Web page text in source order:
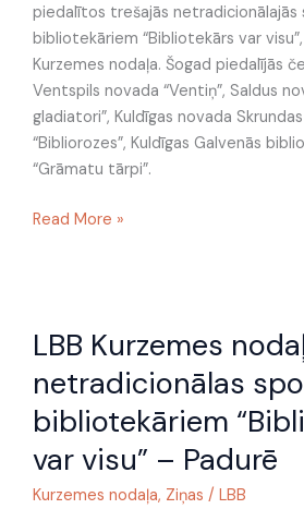
piedalītos trešajās netradicionālajās
bibliotekāriem “Bibliotekārs var visu”,
Kurzemes nodaļa. Šogad piedalījās
Ventspils novada “Ventiņ”, Saldus
gladiatori”, Kuldīgas novada
“Bibliorozes”, Kuldīgas Galvenās
“Grāmatu tārpi”.
Read More »
LBB Kurzemes
netradicionālas
bibliotekāriem
var visu” – Padurē
Kurzemes nodaļa, Ziņas / LBB
Kurzemes
netradicionālas
sporta
bibliotekāriem
“Bibliotekārs